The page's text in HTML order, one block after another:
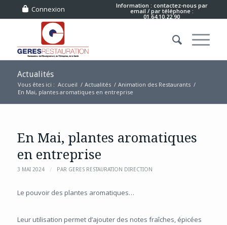
Connexion Information : contactez-nous par
email / par téléphone :
01.64.10.22.90
Actualités
Vous êtes ici : Accueil / Actualités / Animation des Restaurants /
En Mai, plantes aromatiques en entreprise
En Mai, plantes aromatiques
en entreprise
3 MAI 2024 / PAR GERES RESTAURATION DIRECTION
Le pouvoir des plantes aromatiques…
Leur utilisation permet d’ajouter des notes fraîches, épicées